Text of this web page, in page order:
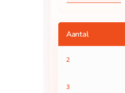
It
Harry
Build
Aantal
2
3